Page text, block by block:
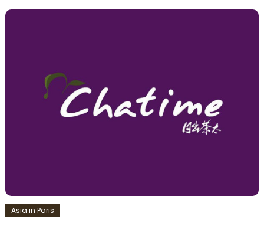
Asia in Paris